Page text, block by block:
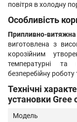
повітря в холодну
Особливість
Припливно-
виготовлена ​​з
корозійним
температурні та
безперебійну роботу
Технічні
установки Gree
Модель